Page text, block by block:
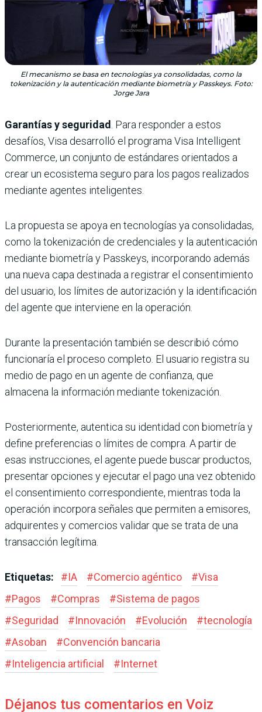
El mecanismo se basa en tecnologías ya consolidadas, como la
tokenización y la autenticación mediante biometría y Passkeys. Foto:
Jorge Jara
Garantías y seguridad . Para responder a estos
desafíos, Visa desarrolló el programa Visa Intelligent
Commerce, un conjunto de estándares orientados a
crear un ecosistema seguro para los pagos realizados
mediante agentes inteligentes.
La propuesta se apoya en tecnologías ya consolidadas,
como la tokenización de credenciales y la autenticación
mediante biometría y Passkeys, incorporando además
una nueva capa destinada a registrar el consentimiento
del usuario, los límites de autorización y la identificación
del agente que interviene en la operación.
Durante la presentación también se describió cómo
funcionaría el proceso completo. El usuario registra su
medio de pago en un agente de confianza, que
almacena la información mediante tokenización.
Posteriormente, autentica su identidad con biometría y
define preferencias o límites de compra. A partir de
esas instrucciones, el agente puede buscar productos,
presentar opciones y ejecutar el pago una vez obtenido
el consentimiento correspondiente, mientras toda la
operación incorpora señales que permiten a emisores,
adquirentes y comercios validar que se trata de una
transacción legítima.
Etiquetas: #IA #Comercio agéntico #Visa
#Pagos #Compras #Sistema de pagos
#Seguridad #Innovación #Evolución #tecnología
#Asoban #Convención bancaria
#Inteligencia artificial #Internet
Déjanos tus comentarios en Voiz